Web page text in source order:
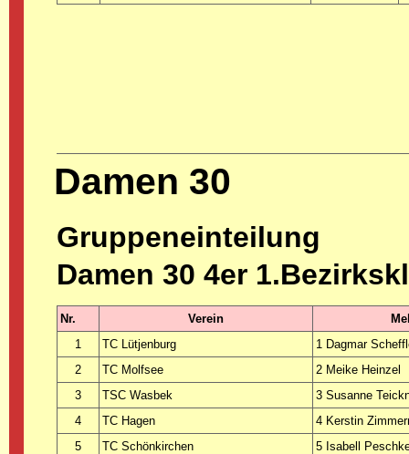
Damen 30
Gruppeneinteilung
Damen 30 4er
Nr. Verein
1
TC Lütjenburg
1 Dagmar
2
TC Molfsee
2 Meike Heinzel
3
TSC Wasbek
3 Susanne
4
TC Hagen
4 Kerstin
5
TC Schönkirchen
5 Isabell